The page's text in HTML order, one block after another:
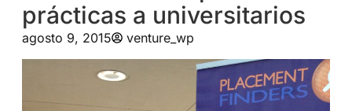
prácticas a universitarios
agosto 9, 2015 venture_wp